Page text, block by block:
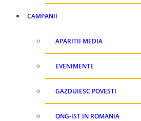
CAMPANII
APARITII MEDIA
EVENIMENTE
GAZDUIESC POVESTI
ONG-IST IN ROMANIA